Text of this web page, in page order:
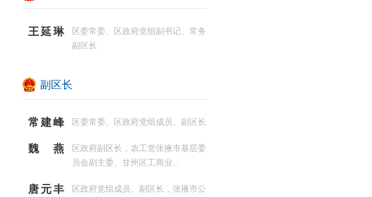
王延琳
区委常委、区政府党组副书记、常务
副区长
副区长
常建峰 区委常委、区政府党组成员、副区长
魏燕
区政府副区长，农工党张掖市基层委
员会副主委、甘州区工商业...
唐元丰
区政府党组成员、副区长，张掖市公